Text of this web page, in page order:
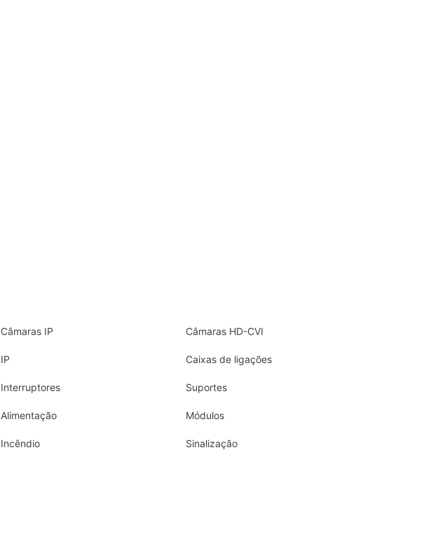
Câmaras IP Câmaras HD-CVI
IP Caixas de ligações
Interruptores Suportes
Alimentação Módulos
Incêndio Sinalização